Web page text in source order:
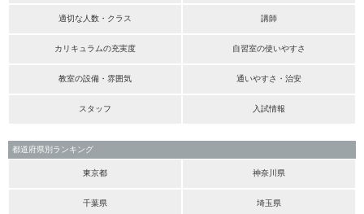
適切な人数・クラス 講師
カリキュラムの充実度 自習室の使いやすさ
教室の設備・雰囲気 通いやすさ・治安
スタッフ 入試情報
都道府県別ランキング
東京都 神奈川県
千葉県 埼玉県